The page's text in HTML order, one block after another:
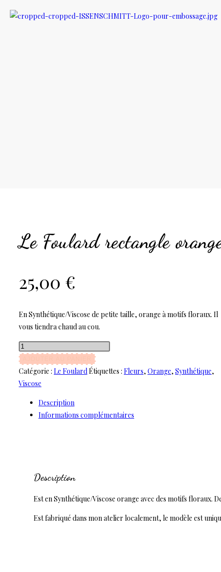
Le Foulard rectangle
25,00 €
En Synthétique/Viscose de petite taille, orange à motifs floraux. Il
vous tiendra chaud au cou.
Catégorie : Le FoulardÉtiquettes : Fleurs, Orange, Synthétique,
Viscose
Description
Informations complémentaires
Description
Est en Synthétique/Viscose orange avec des motifs floraux.
Est fabriqué dans mon atelier localement, le modèle est